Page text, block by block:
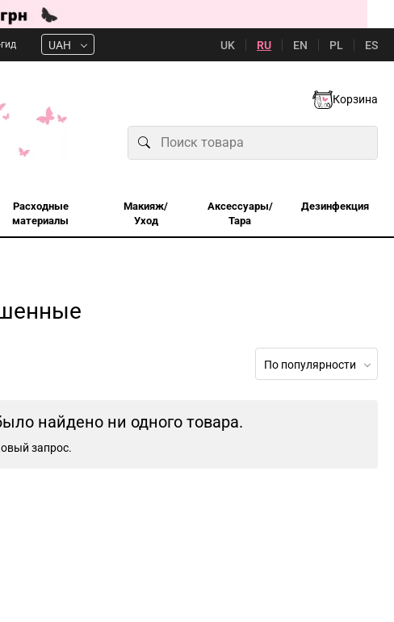
UAH UK RU EN PL ES
Корзина
Расходные
материалы
Макияж/
Уход
Аксессуары/
Тара
Дезинфекция
По популярности
найдено ни одного товара.
запрос.